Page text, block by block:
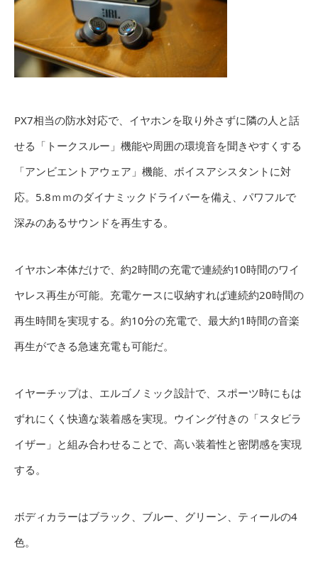
PX7相当の防水対応で、イヤホンを取り外さずに隣の人と話
せる「トークスルー」機能や周囲の環境音を聞きやすくする
「アンビエントアウェア」機能、ボイスアシスタントに対
応。5.8ｍｍのダイナミックドライバーを備え、パワフルで
深みのあるサウンドを再生する。
イヤホン本体だけで、約2時間の充電で連続約10時間のワイ
ヤレス再生が可能。充電ケースに収納すれば連続約20時間の
再生時間を実現する。約10分の充電で、最大約1時間の音楽
再生ができる急速充電も可能だ。
イヤーチップは、エルゴノミック設計で、スポーツ時にもは
ずれにくく快適な装着感を実現。ウイング付きの「スタビラ
イザー」と組み合わせることで、高い装着性と密閉感を実現
する。
ボディカラーはブラック、ブルー、グリーン、ティールの4
色。